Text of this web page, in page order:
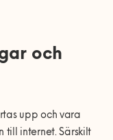
och
upp och vara
till internet. Särskilt